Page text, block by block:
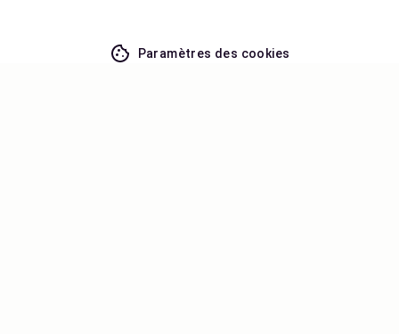
Paramètres des cookies